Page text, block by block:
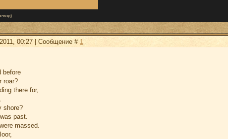
00:27 | Сообщение # 1
before
roar?
there for,
shore?
past.
massed.